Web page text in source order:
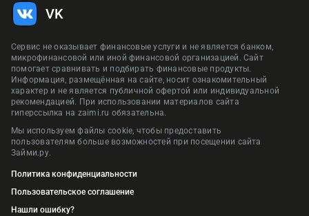
Сервис не оказывает финансовые услуги и не является банком,
микрофинансовой или иной финансовой организацией. Сайт
помогает сравнивать и подбирать финансовые продукты.
Информация, размещённая на сайте, носит ознакомительный
характер и не является публичной офертой или индивидуальной
рекомендацией. При использовании материалов сайта
гиперссылка на zaimi.ru обязательна.
Мы используем файлы cookie, чтобы предоставить
пользователям больше возможностей при посещении сайта
Займи.ру.
Политика конфиденциальности
Пользовательское соглашение
Нашли ошибку?
VK